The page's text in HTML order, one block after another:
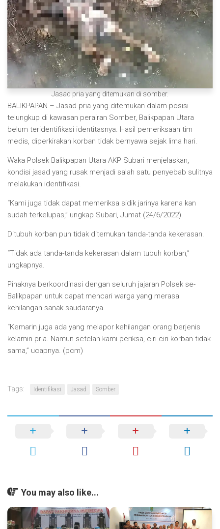
Jasad pria yang ditemukan di somber.
BALIKPAPAN – Jasad pria yang ditemukan dalam posisi
telungkup di kawasan perairan Somber, Balikpapan Utara
belum teridentifikasi identitasnya. Hasil pemeriksaan tim
medis, diperkirakan korban tidak bernyawa sejak lima hari.
Waka Polsek Balikpapan Utara AKP Subari menjelaskan,
kondisi jasad yang rusak menjadi salah satu penyebab sulitnya
melakukan identifikasi.
“Kami juga tidak dapat memeriksa sidik jarinya karena kan
sudah terkelupas,” ungkap Subari, Jumat (24/6/2022).
Ditubuh korban pun tidak ditemukan tanda-tanda kekerasan.
“Tidak ada tanda-tanda kekerasan dalam tubuh korban,”
ungkapnya.
Pihaknya berkoordinasi dengan seluruh jajaran Polsek se-
Balikpapan untuk dapat mencari warga yang merasa
kehilangan sanak saudaranya.
“Kemarin juga ada yang melapor kehilangan orang berjenis
kelamin pria. Namun setelah kami periksa, ciri-ciri korban tidak
sama,” ucapnya. (pcm)
Tags: Identifikasi Jasad Somber
You may also like...